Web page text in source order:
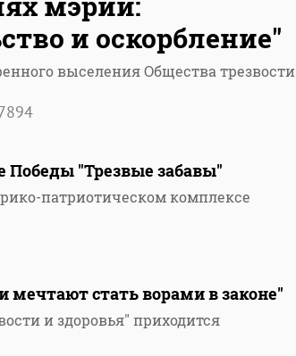
и оскорбление"
выселения Общества трезвости
Победы "Трезвые забавы"
патриотическом комплексе
мечтают стать ворами в законе"
и здоровья" приходится